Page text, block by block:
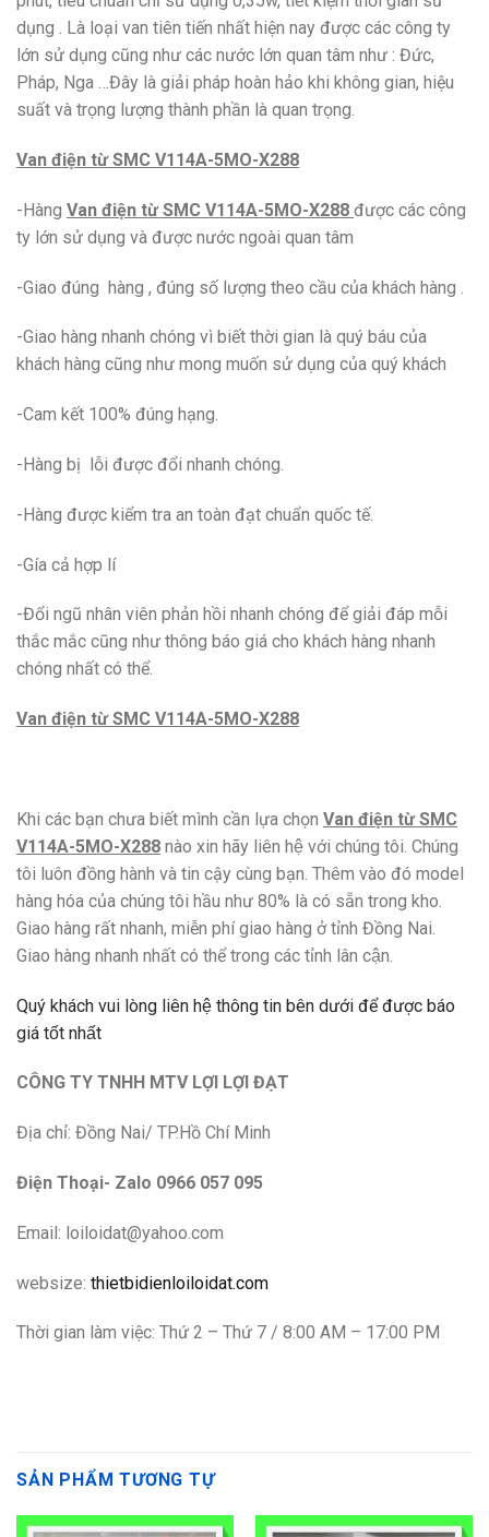
dụng . Là loại van tiên tiến nhất hiện nay được các công ty
lớn sử dụng cũng như các nước lớn quan tâm như : Đức,
Pháp, Nga …Đây là giải pháp hoàn hảo khi không gian, hiệu
suất và trọng lượng thành phần là quan trọng.
Van điện từ SMC V114A-5MO-X288
-Hàng Van điện từ SMC V114A-5MO-X288 được các công
ty lớn sử dụng và được nước ngoài quan tâm
-Giao đúng hàng , đúng số lượng theo cầu của khách hàng .
-Giao hàng nhanh chóng vì biết thời gian là quý báu của
khách hàng cũng như mong muốn sử dụng của quý khách
-Cam kết 100% đúng hạng.
-Hàng bị lỗi được đổi nhanh chóng.
-Hàng được kiểm tra an toàn đạt chuẩn quốc tế.
-Gía cả hợp lí
-Đổi ngũ nhân viên phản hồi nhanh chóng để giải đáp mỗi
thắc mắc cũng như thông báo giá cho khách hàng nhanh
chóng nhất có thể.
Van điện từ SMC V114A-5MO-X288
Khi các bạn chưa biết mình cần lựa chọn Van điện từ SMC
V114A-5MO-X288 nào xin hãy liên hệ với chúng tôi. Chúng
tôi luôn đồng hành và tin cậy cùng bạn. Thêm vào đó model
hàng hóa của chúng tôi hầu như 80% là có sẵn trong kho.
Giao hàng rất nhanh, miễn phí giao hàng ở tỉnh Đồng Nai.
Giao hàng nhanh nhất có thể trong các tỉnh lân cận.
Quý khách vui lòng liên hệ thông tin bên dưới để được báo
giá tốt nhất
CÔNG TY TNHH MTV LỢI LỢI ĐẠT
Địa chỉ: Đồng Nai/ TP.Hồ Chí Minh
Điện Thoại- Zalo 0966 057 095
Email: loiloidat@yahoo.com
websize: thietbidienloiloidat.com
Thời gian làm việc: Thứ 2 – Thứ 7 / 8:00 AM – 17:00 PM
SẢN PHẨM TƯƠNG TỰ